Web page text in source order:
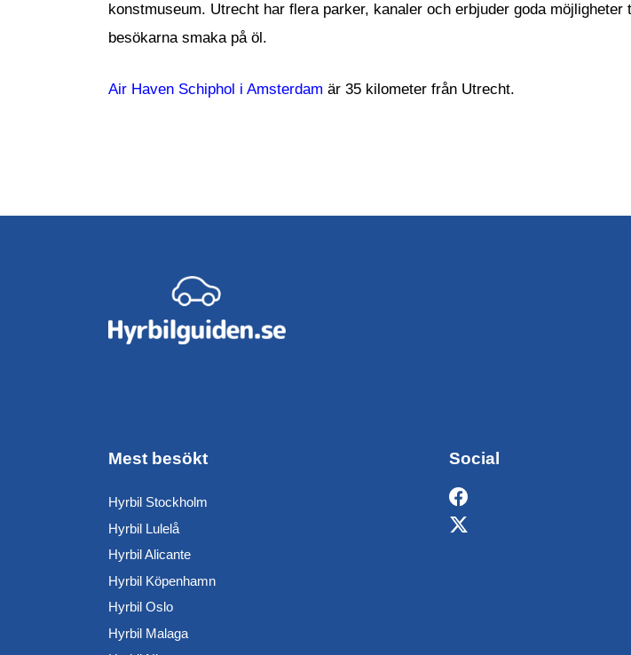
konstmuseum. Utrecht har flera parker, kanaler och erbjuder goda
besökarna smaka på öl.
Air Haven Schiphol i Amsterdam är 35 kilometer från Utrecht.
Mest besökt
Hyrbil Stockholm
Hyrbil Lulelå
Hyrbil Alicante
Hyrbil Köpenhamn
Hyrbil Oslo
Hyrbil Malaga
Social